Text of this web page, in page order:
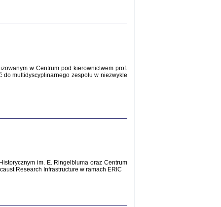
MAMY WSPANIAŁE ...
POSIADAĆ DOM POD ZIEMIĄ ...
z Zagłady w okolicach Dąbrowy
w Centrum pod kierownictwem prof.
do multidyscyplinarnego zespołu w niezwykle
im. E. Ringelbluma oraz Centrum
Research Infrastructure w ramach ERIC